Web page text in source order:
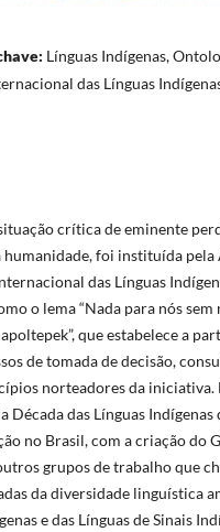
Línguas Indígenas,
das Línguas
crítica de eminente
foi instituída pela
das Línguas
o lema “Nada para nós sem
que estabelece a
de tomada de decisão,
norteadores da iniciativa.
Década das Línguas
no Brasil, com a criação do
grupos de trabalho que
da diversidade linguística
e das Línguas de Sinais